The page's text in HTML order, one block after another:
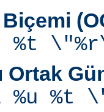
%t
Ortak
%u %t